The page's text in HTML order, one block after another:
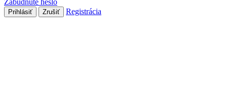
Prihlásiť Zrušiť Registrácia